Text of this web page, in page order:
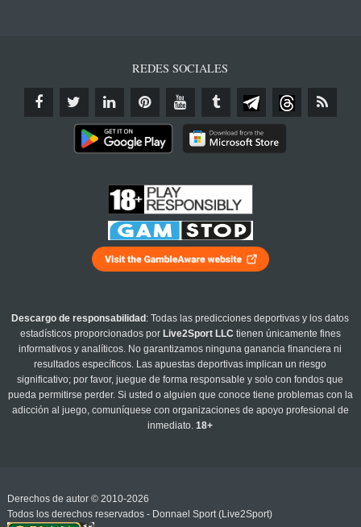
REDES SOCIALES
Descargo de responsabilidad : Todas las predicciones deportivas y los datos
estadísticos proporcionados por Live2Sport LLC tienen únicamente fines
informativos y analíticos. No garantizamos ninguna ganancia financiera ni
resultados específicos. Las apuestas deportivas implican un riesgo
significativo; por favor, juegue de forma responsable y solo con fondos que
pueda permitirse perder. Si usted o alguien que conoce tiene problemas con la
adicción al juego, comuníquese con organizaciones de apoyo profesional de
inmediato.18+
Derechos de autor © 2010-2026
Todos los derechos reservados - Donnael Sport (Live2Sport)